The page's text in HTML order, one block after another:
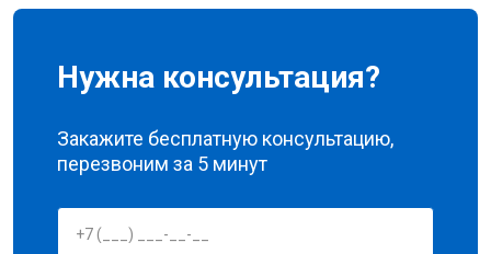
Нужна консультация?
Закажите бесплатную консультацию,
перезвоним за 5 минут